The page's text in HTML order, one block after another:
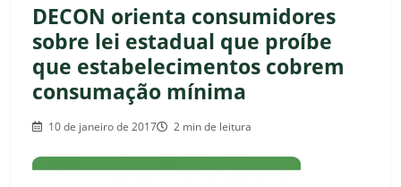
DECON orienta consumidores
sobre lei estadual que proíbe
que estabelecimentos cobrem
consumação mínima
10 de janeiro de 2017 2 min de leitura